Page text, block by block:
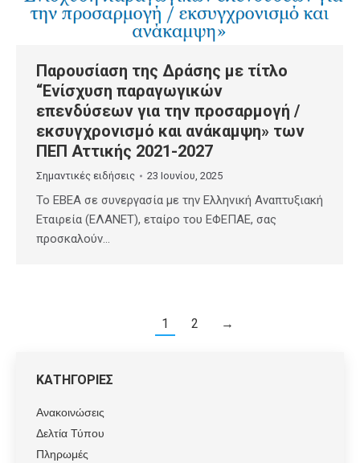
Παρουσίαση της Δράσης με τίτλο
“Ενίσχυση παραγωγικών
επενδύσεων για την προσαρμογή /
εκσυγχρονισμό και ανάκαμψη» των
ΠΕΠ Αττικής 2021-2027
Σημαντικές ειδήσεις 23 Ιουνίου, 2025
Το EBEA σε συνεργασία με την Ελληνική Αναπτυξιακή
Εταιρεία (ΕΛΑΝΕΤ), εταίρο του ΕΦΕΠΑΕ, σας
προσκαλούν…
1 2 →
ΚΑΤΗΓΟΡΙΕΣ
Ανακοινώσεις
Δελτία Τύπου
Πληρωμές